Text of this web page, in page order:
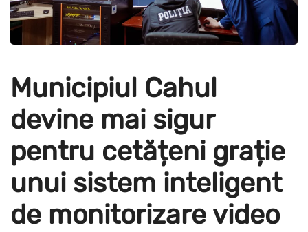
Municipiul Cahul
devine mai sigur
pentru cetățeni grație
unui sistem inteligent
de monitorizare video